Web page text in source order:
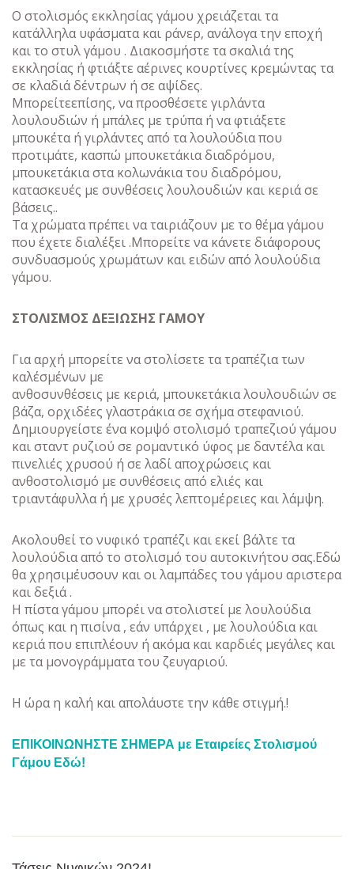
Ο στολισμός εκκλησίας γάμου χρειάζεται τα
κατάλληλα υφάσματα και ράνερ, ανάλογα την εποχή
και το στυλ γάμου . Διακοσμήστε τα σκαλιά της
εκκλησίας ή φτιάξτε αέρινες κουρτίνες κρεμώντας τα
σε κλαδιά δέντρων ή σε αψίδες.
Μπορείτεεπίσης, να προσθέσετε γιρλάντα
λουλουδιών ή μπάλες με τρύπα ή να φτιάξετε
μπουκέτα ή γιρλάντες από τα λουλούδια που
προτιμάτε, κασπώ μπουκετάκια διαδρόμου,
μπουκετάκια στα κολωνάκια του διαδρόμου,
κατασκευές με συνθέσεις λουλουδιών και κεριά σε
βάσεις..
Τα χρώματα πρέπει να ταιριάζουν με το θέμα γάμου
που έχετε διαλέξει .Μπορείτε να κάνετε διάφορους
συνδυασμούς χρωμάτων και ειδών από λουλούδια
γάμου.
ΣΤΟΛΙΣΜΟΣ ΔΕΞΙΩΣΗΣ ΓΑΜΟΥ
Για αρχή μπορείτε να στολίσετε τα τραπέζια των
καλέσμένων με
ανθοσυνθέσεις με κεριά, μπουκετάκια λουλουδιών σε
βάζα, ορχιδέες γλαστράκια σε σχήμα στεφανιού.
Δημιουργείστε ένα κομψό στολισμό τραπεζιού γάμου
και σταντ ρυζιού σε ρομαντικό ύφος με δαντέλα και
πινελιές χρυσού ή σε λαδί αποχρώσεις και
ανθοστολισμό με συνθέσεις από ελιές και
τριαντάφυλλα ή με χρυσές λεπτομέρειες και λάμψη.
Ακολουθεί το νυφικό τραπέζι και εκεί βάλτε τα
λουλούδια από το στολισμό του αυτοκινήτου σας.Εδώ
θα χρησιμέυσουν και οι λαμπάδες του γάμου αριστερα
και δεξιά .
Η πίστα γάμου μπορέι να στολιστεί με λουλούδια
όπως και η πισίνα , εάν υπάρχει , με λουλούδια και
κεριά που επιπλέουν ή ακόμα και καρδιές μεγάλες και
με τα μονογράμματα του ζευγαριού.
Η ώρα η καλή και απολάυστε την κάθε στιγμή.!
ΕΠΙΚΟΙΝΩΝΗΣΤΕ ΣΗΜΕΡΑ με Εταιρείες Στολισμού
Γάμου Εδώ!